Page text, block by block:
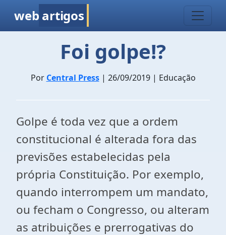
web artigos
Foi golpe!?
Por Central Press| 26/09/2019 | Educação
Golpe é toda vez que a ordem
constitucional é alterada fora das
previsões estabelecidas pela
própria Constituição. Por exemplo,
quando interrompem um mandato,
ou fecham o Congresso, ou alteram
as atribuições e prerrogativas do